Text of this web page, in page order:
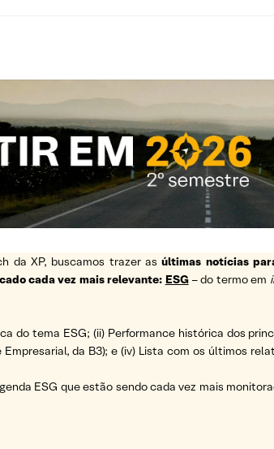
da XP, buscamos trazer asúltimas notícias
cada vez mais relevante: ESG – do termo em
do tema ESG; (ii) Performance histórica dos
da B3); e (iv) Lista com os últimos
ESG que estão sendo cada vez mais